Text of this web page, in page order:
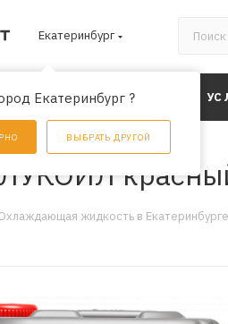
Екатеринбург
Екатеринбург ?
ВЫБРАТЬ ДРУГОЙ
АКЦИИ
жидкость в Екатеринбурге